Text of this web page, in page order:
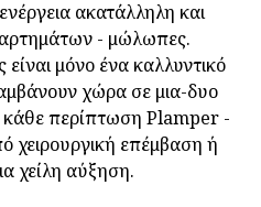
ακατάλληλη και
- μώλωπες.
μόνο ένα καλλυντικό
χώρα σε μια-δυο
κάθε περίπτωση Plamper -
χειρουργική επέμβαση ή
χείλη αύξηση.